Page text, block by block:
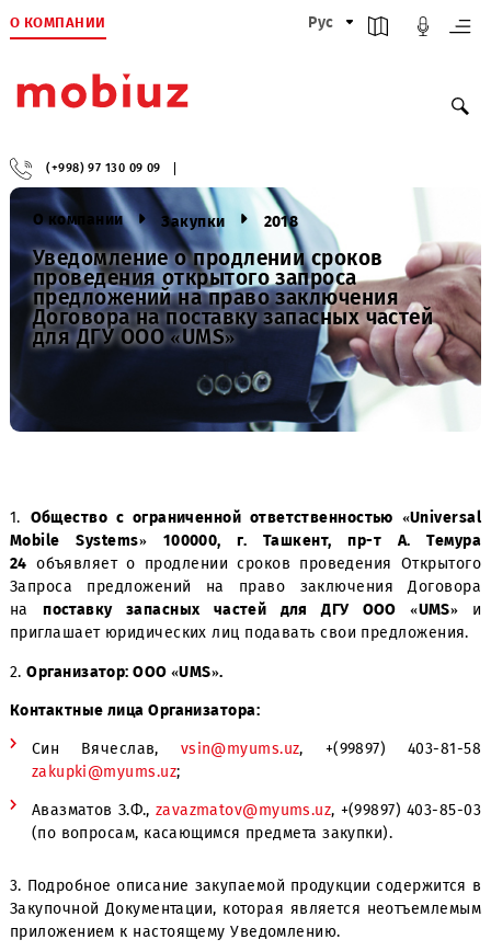
О КОМПАНИИ Рус
(+998) 97 130 09 09
О компании Закупки 2018
Уведомление о продлении сроков
проведения открытого запроса
предложений на право заключения
Договора на поставку запасных частей
для ДГУ ООО «UMS»
1. Общество с ограниченной ответственностью
Mobile Systems» 100000, г. Ташкент, пр-т А.
24объявляет о продлении сроков проведения
напоставку запасных частей для ДГУ ООО
приглашает юридических лиц подавать свои
2. Организатор: ООО «UMS».
Син Вячеслав,vsin@myums.uz, +(99897) 403-
Авазматов З.Ф.,zavazmatov@myums.uz , +(99897)
(по вопросам, касающимся предмета закупки).